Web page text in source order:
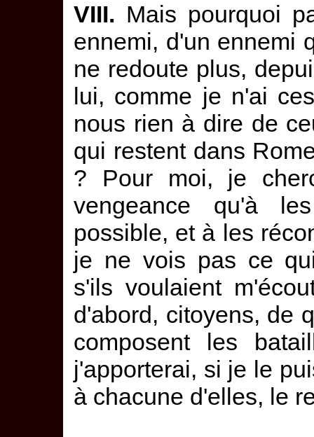
VIII. Mais pourquoi
ennemi, d'un ennemi
ne redoute plus,
lui, comme je n'ai
nous rien à dire de
qui restent dans
? Pour moi, je
vengeance qu'à
possible, et à les
je ne vois pas ce
s'ils voulaient
d'abord, citoyens, de
composent les
j'apporterai, si je le
à chacune d'elles, le